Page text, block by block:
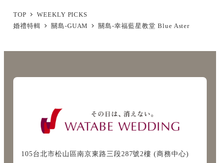
TOP
WEEKLY PICKS
婚禮特輯
關島-GUAM 關島-幸福藍星教堂 Blue Aster
105台北市松山區南京東路三段287號2樓 (商務中心)